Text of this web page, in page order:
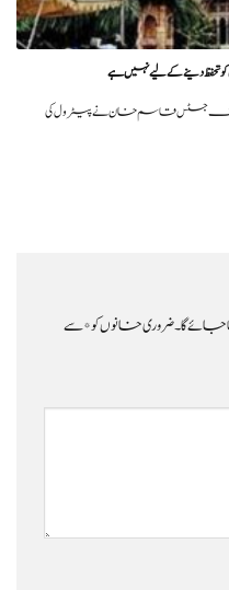
دینے کے لیے نہیں ہے
گا۔ضروری خانوں کو*سے